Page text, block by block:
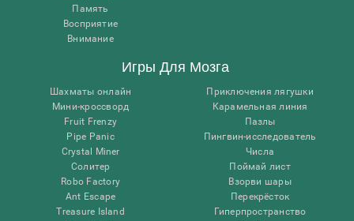
Память
Восприятие
Внимание
Игры Для Мозга
Шахматы онлайн
Мини-кроссворд
Fruit Frenzy
Pipe Panic
Crystal Miner
Солитер
Robo Factory
Ant Escape
Treasure Island
Приключения лягушки
Карамельная линия
Пазлы
Пингвин-исследователь
Числа
Поймай лист
Взорви шары
Перекрёсток
Гиперпространство